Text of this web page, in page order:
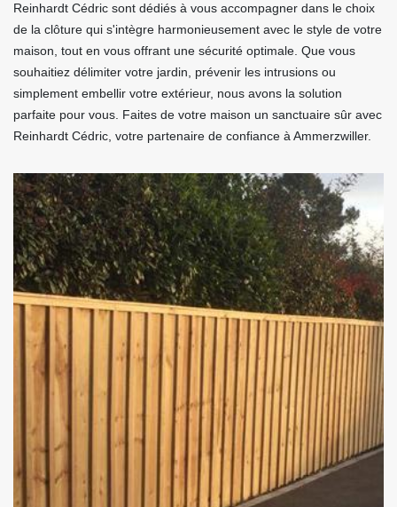
Reinhardt Cédric sont dédiés à vous accompagner dans le choix
de la clôture qui s'intègre harmonieusement avec le style de votre
maison, tout en vous offrant une sécurité optimale. Que vous
souhaitiez délimiter votre jardin, prévenir les intrusions ou
simplement embellir votre extérieur, nous avons la solution
parfaite pour vous. Faites de votre maison un sanctuaire sûr avec
Reinhardt Cédric, votre partenaire de confiance à Ammerzwiller.